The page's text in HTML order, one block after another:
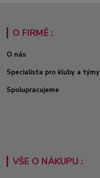
O FIRMĚ :
O nás
Specialista pro kluby a týmy
Spolupracujeme
VŠE O NÁKUPU :